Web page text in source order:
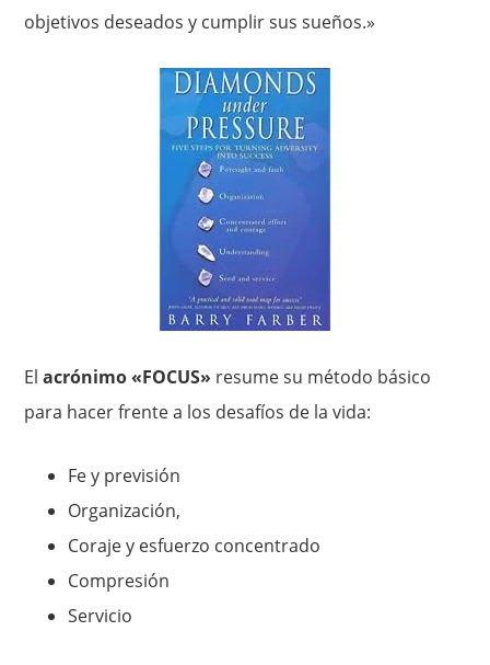
objetivos deseados y cumplir sus sueños.»
Elacrónimo «FOCUS» resume su método básico
para hacer frente a los desafíos de la vida:
Fe y previsión
Organización,
Coraje y esfuerzo concentrado
Compresión
Servicio